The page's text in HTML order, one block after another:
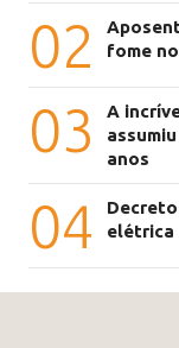
02
fome
03
A
anos
04
elétrica